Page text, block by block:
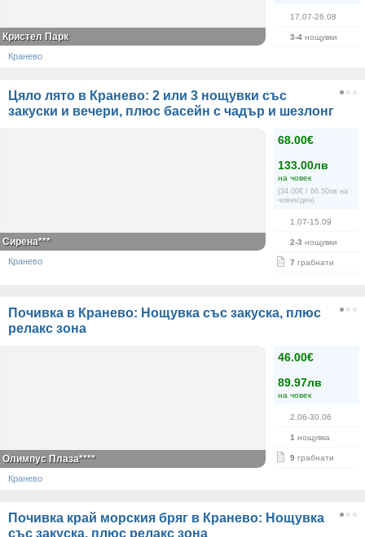
17.07-26.08
3-4 нощувки
Кристел Парк
Кранево
Цяло лято в Кранево: 2 или 3 нощувки със
закуски и вечери, плюс басейн с чадър и шезлонг
68.00€
133.00лв
на човек
(34.00€ / 66.50лв на
човек/ден)
1.07-15.09
2-3 нощувки
7 грабнати
Сирена***
Кранево
Почивка в Кранево: Нощувка със закуска, плюс
релакс зона
46.00€
89.97лв
на човек
2.06-30.06
1 нощувка
9 грабнати
Олимпус Плаза****
Кранево
Почивка край морския бряг в Кранево: Нощувка
със закуска, плюс релакс зона